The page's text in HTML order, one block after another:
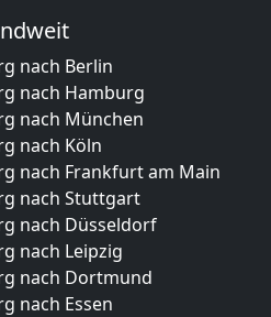
nach Berlin
nach Hamburg
nach München
nach Köln
nach Frankfurt am Main
nach Stuttgart
nach Düsseldorf
nach Leipzig
nach Dortmund
nach Essen